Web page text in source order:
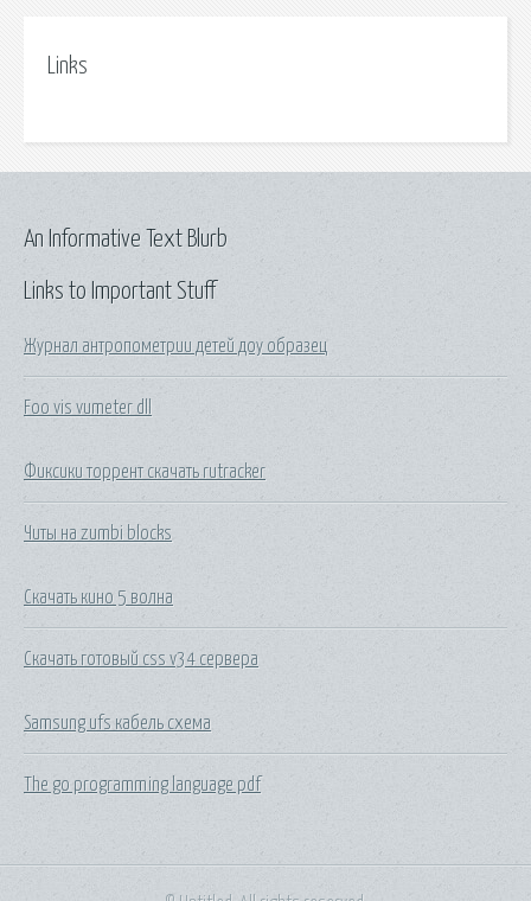
Links
Links to Important Stuff
Журнал антропометрии детей доу образец
Foo vis vumeter dll
Фиксики торрент скачать rutracker
Читы на zumbi blocks
Скачать кино 5 волна
Скачать готовый css v34 сервера
Samsung ufs кабель схема
The go programming language pdf
An Informative Text Blurb